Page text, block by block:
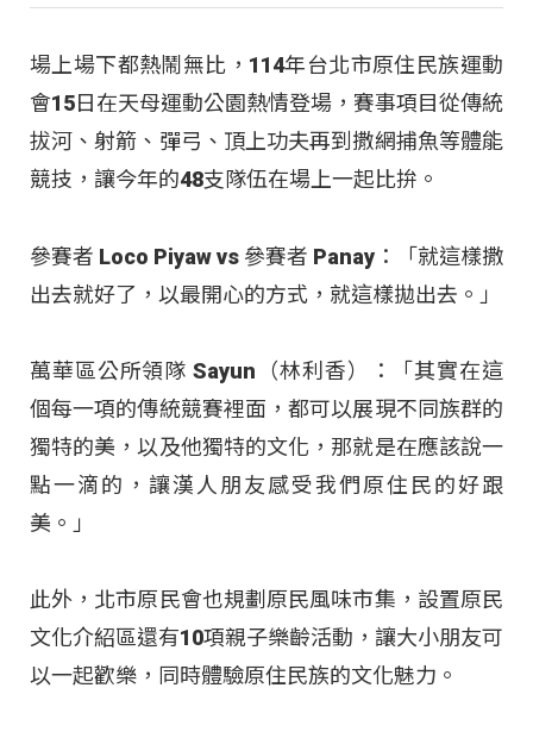
場上場下都熱鬧無比，114年台北市原住民族運動
會15日在天母運動公園熱情登場，賽事項目從傳統
拔河、射箭、彈弓、頂上功夫再到撒網捕魚等體能
競技，讓今年的48支隊伍在場上一起比拚。
參賽者 Loco Piyaw vs 參賽者 Panay：「就這樣撒
出去就好了，以最開心的方式，就這樣拋出去。」
萬華區公所領隊 Sayun（林利香）：「其實在這
個每一項的傳統競賽裡面，都可以展現不同族群的
獨特的美，以及他獨特的文化，那就是在應該說一
點一滴的，讓漢人朋友感受我們原住民的好跟
美。」
此外，北市原民會也規劃原民風味市集，設置原民
文化介紹區還有10項親子樂齡活動，讓大小朋友可
以一起歡樂，同時體驗原住民族的文化魅力。